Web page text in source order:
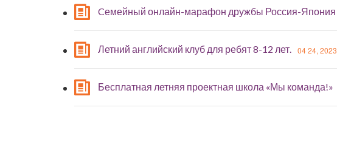
Cемейный онлайн-марафон дружбы Россия-Япония
Летний английский клуб для ребят 8-12 лет. 04 24, 2023
Бесплатная летняя проектная школа «Мы команда!»